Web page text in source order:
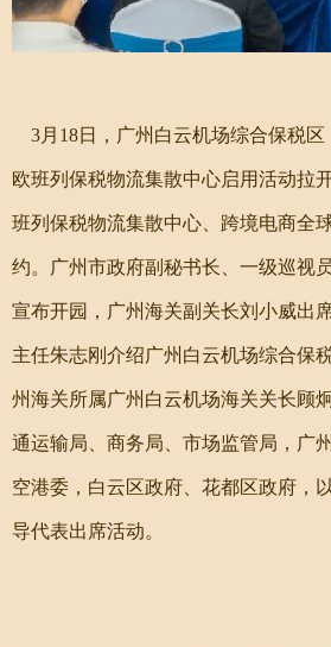
3月18日，广州白云机场综合保税
欧班列保税物流集散中心启用活动拉
班列保税物流集散中心、跨境电商全
约。广州市政府副秘书长、一级巡视
宣布开园，广州海关副关长刘小威出
主任朱志刚介绍广州白云机场综合保
州海关所属广州白云机场海关关长顾
通运输局、商务局、市场监管局，广
空港委，白云区政府、花都区政府，
导代表出席活动。